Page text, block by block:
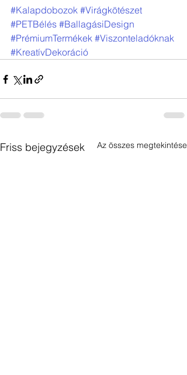
#Kalapdobozok #Virágkötészet
#PETBélés #BallagásiDesign
#PrémiumTermékek #Viszonteladóknak
#KreatívDekoráció
Friss bejegyzések Az összes megtekintése